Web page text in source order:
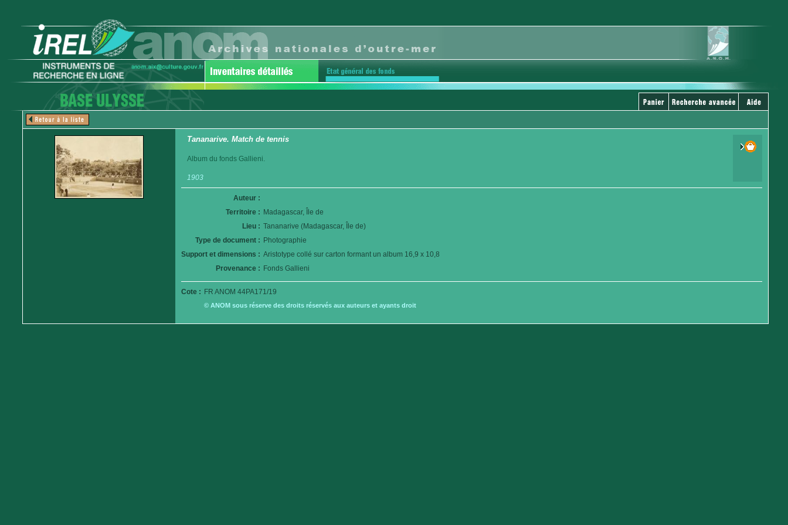
Tananarive. Match de tennis
Album du fonds Gallieni.
1903
Auteur :
Territoire : Madagascar, Île de
Lieu : Tananarive (Madagascar, Île de)
Type de document : Photographie
Support et dimensions : Aristotype collé sur carton formant un album 16,9 x 10,8
Provenance : Fonds Gallieni
Cote : FR ANOM 44PA171/19
© ANOM sous réserve des droits réservés aux auteurs et ayants droit